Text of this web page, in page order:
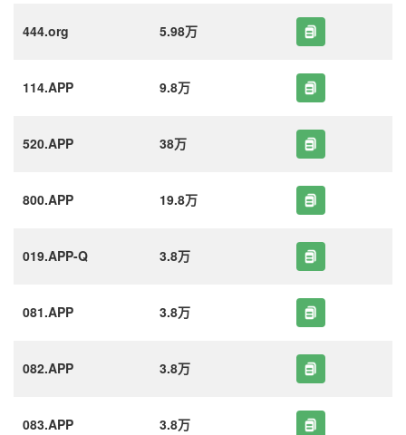
444.org 5.98万
114.APP 9.8万
520.APP 38万
800.APP 19.8万
019.APP-Q 3.8万
081.APP 3.8万
082.APP 3.8万
083.APP 3.8万